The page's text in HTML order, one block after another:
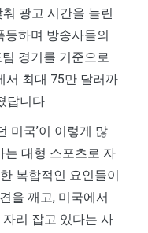
광고 시간을 늘린
하며 방송사들의
경기를 기준으로
서 최대 75만 달러까
답니다.
미국’이 이렇게 많
는 대형 스포츠로 자
복합적인 요인들이
을 깨고, 미국에서
리 잡고 있다는 사